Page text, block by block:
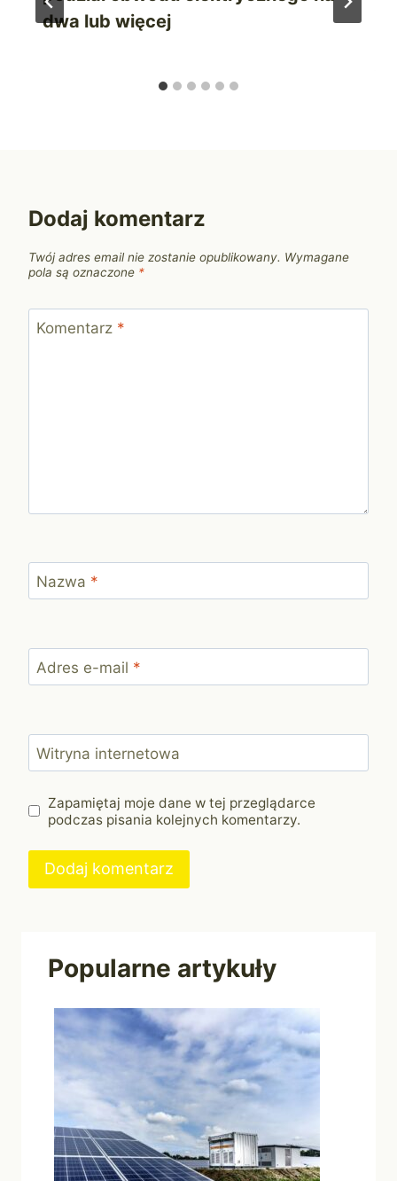
dwa lub więcej
Dodaj komentarz
Twój adres email nie zostanie opublikowany. Wymagane
pola są oznaczone *
Komentarz *
Nazwa *
Adres e-mail *
Witryna internetowa
Zapamiętaj moje dane w tej przeglądarce
podczas pisania kolejnych komentarzy.
Popularne artykuły